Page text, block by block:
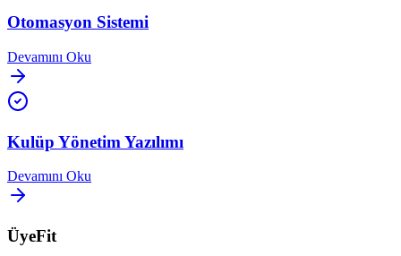
Otomasyon Sistemi
Devamını Oku
Kulüp Yönetim Yazılımı
Devamını Oku
ÜyeFit